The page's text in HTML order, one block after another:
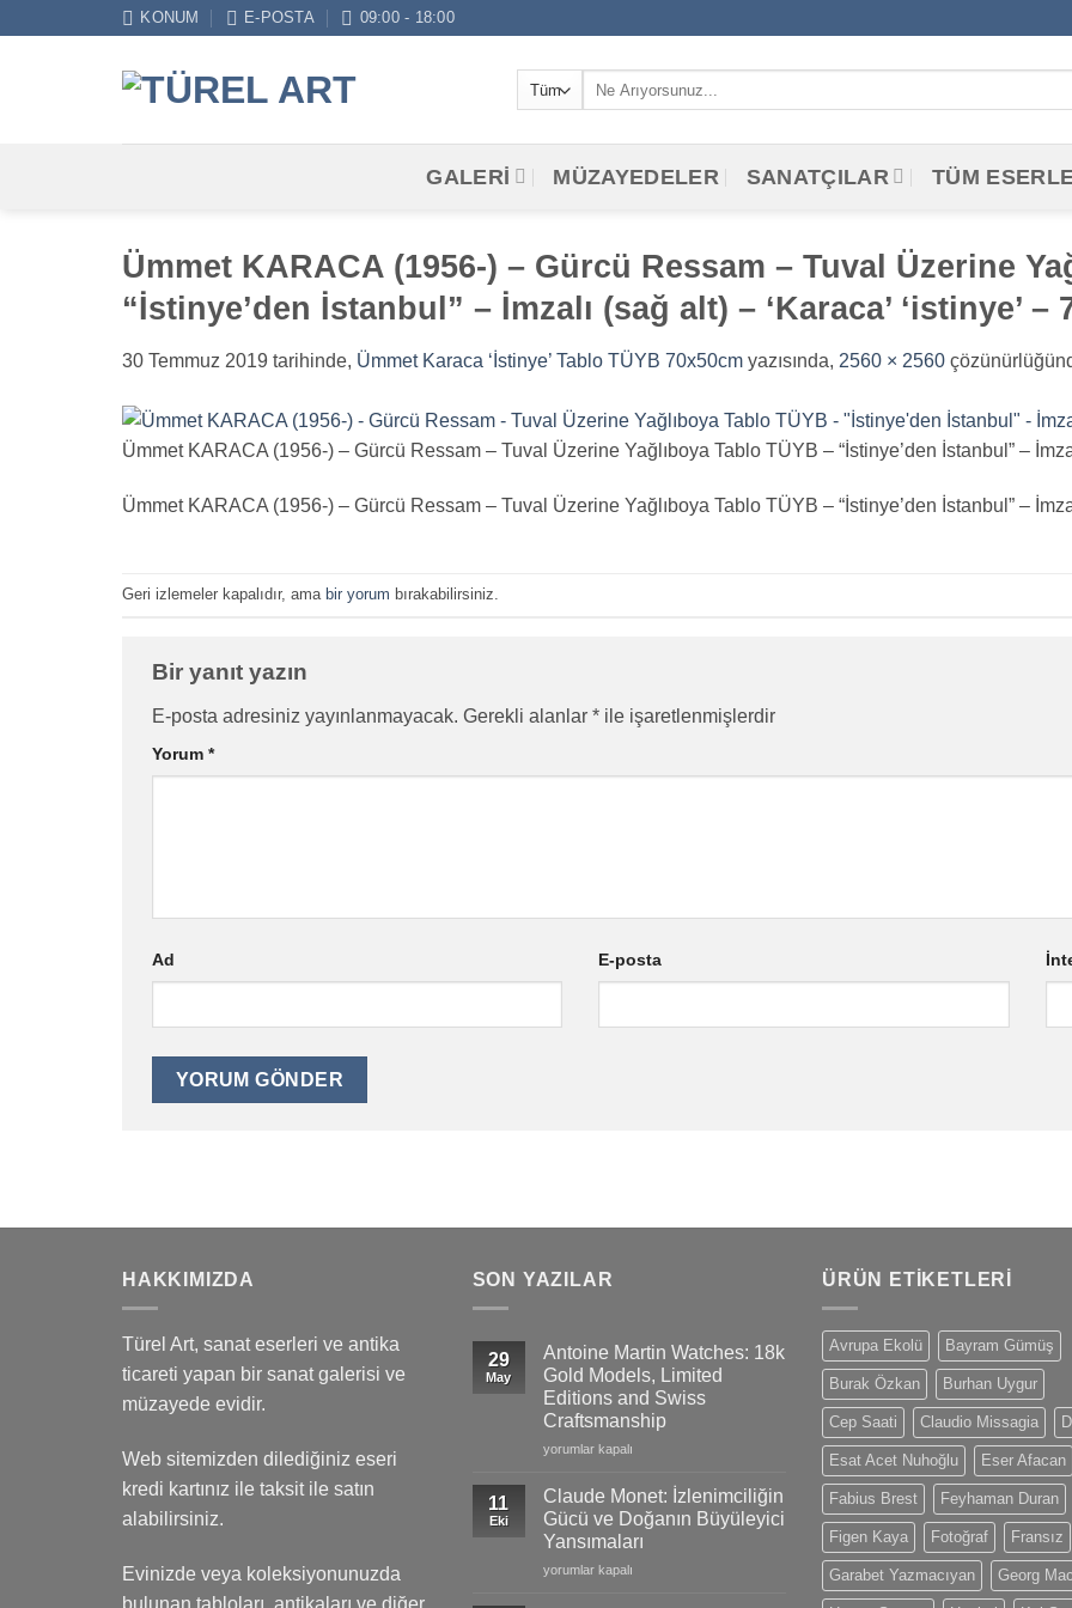
KONUM E-POSTA 09:00 - 18:00
GALERİ MÜZAYEDELER SANATÇILAR TÜM
Ümmet KARACA (1956-) – Gürcü Ressam – Tuval Üzerine
“İstinye’den İstanbul” – İmzalı (sağ alt) – ‘Karaca’ ‘istinye’ –
30 Temmuz 2019 tarihinde, Ümmet Karaca ‘İstinye’ Tablo TÜYB 70x50cm yazısında, 2560 × 2560
Ümmet KARACA (1956-) – Gürcü Ressam – Tuval Üzerine Yağlıboya Tablo TÜYB – “İstinye’den İstanbul” –
Ümmet KARACA (1956-) – Gürcü Ressam – Tuval Üzerine Yağlıboya Tablo TÜYB – “İstinye’den İstanbul” –
Geri izlemeler kapalıdır, ama bir yorum bırakabilirsiniz.
Bir yanıt yazın
E-posta adresiniz yayınlanmayacak. Gerekli alanlar * ile işaretlenmişlerdir
Yorum *
Ad E-posta
HAKKIMIZDA
Türel Art, sanat eserleri ve antika
ticareti yapan bir sanat galerisi ve
müzayede evidir.
Web sitemizden dilediğiniz eseri
kredi kartınız ile taksit ile satın
alabilirsiniz.
Evinizde veya koleksiyonunuzda
bulunan tabloları, antikaları ve diğer
SON YAZILAR
29
May
Antoine Martin Watches: 18k
Gold Models, Limited
Editions and Swiss
Craftsmanship
Antoine
Watches:
18k
Gold
Models,
Limited
yorumlar kapalı
11
Eki
Claude Monet: İzlenimciliğin
Gücü ve Doğanın Büyüleyici
Yansımaları
Claude
yorumlar kapalı
ÜRÜN ETIKETLERI
Avrupa Ekolü Bayram Gümüş
Burak Özkan Burhan Uygur
Cep Saati Claudio Missagia
Esat Acet Nuhoğlu Eser Afacan
Fabius Brest Feyhaman Duran
Figen Kaya Fotoğraf Fransız
Garabet Yazmacıyan Georg